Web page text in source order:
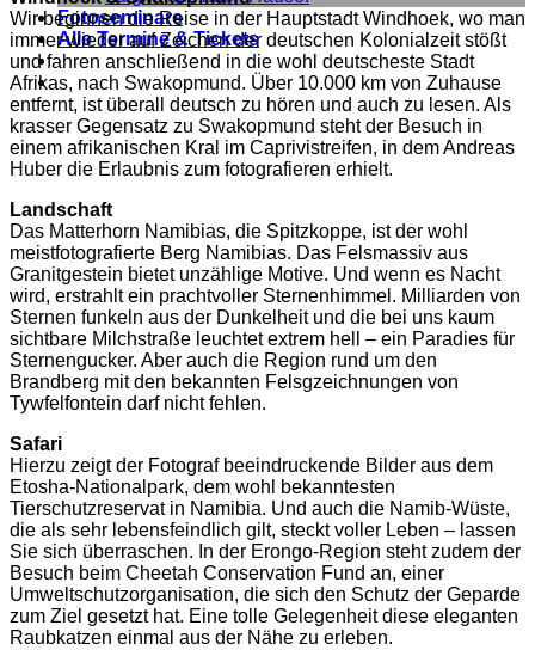
Fotoseminare
Alle Termine & Tickets
Wir beginnen die Reise in der Hauptstadt Windhoek, wo man
immer wieder auf Zeichen der deutschen Kolonialzeit stößt
und fahren anschließend in die wohl deutscheste Stadt
Afrikas, nach Swakopmund. Über 10.000 km von Zuhause
entfernt, ist überall deutsch zu hören und auch zu lesen. Als
krasser Gegensatz zu Swakopmund steht der Besuch in
einem afrikanischen Kral im Caprivistreifen, in dem Andreas
Huber die Erlaubnis zum fotografieren erhielt.
Landschaft
Das Matterhorn Namibias, die Spitzkoppe, ist der wohl
meistfotografierte Berg Namibias. Das Felsmassiv aus
Granitgestein bietet unzählige Motive. Und wenn es Nacht
wird, erstrahlt ein prachtvoller Sternenhimmel. Milliarden von
Sternen funkeln aus der Dunkelheit und die bei uns kaum
sichtbare Milchstraße leuchtet extrem hell – ein Paradies für
Sternengucker. Aber auch die Region rund um den
Brandberg mit den bekannten Felsgzeichnungen von
Tywfelfontein darf nicht fehlen.
Safari
Hierzu zeigt der Fotograf beeindruckende Bilder aus dem
Etosha-Nationalpark, dem wohl bekanntesten
Tierschutzreservat in Namibia. Und auch die Namib-Wüste,
die als sehr lebensfeindlich gilt, steckt voller Leben – lassen
Sie sich überraschen. In der Erongo-Region steht zudem der
Besuch beim Cheetah Conservation Fund an, einer
Umweltschutzorganisation, die sich den Schutz der Geparde
zum Ziel gesetzt hat. Eine tolle Gelegenheit diese eleganten
Raubkatzen einmal aus der Nähe zu erleben.